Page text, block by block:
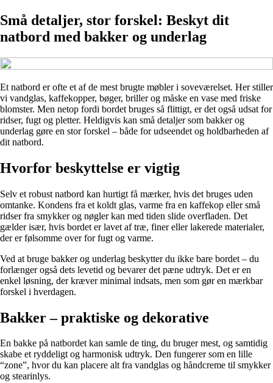
Små detaljer, stor forskel: Beskyt dit
natbord med bakker og underlag
Et natbord er ofte et af de mest brugte møbler i soveværelset. Her stiller
vi vandglas, kaffekopper, bøger, briller og måske en vase med friske
blomster. Men netop fordi bordet bruges så flittigt, er det også udsat for
ridser, fugt og pletter. Heldigvis kan små detaljer som bakker og
underlag gøre en stor forskel – både for udseendet og holdbarheden af
dit natbord.
Hvorfor beskyttelse er vigtig
Selv et robust natbord kan hurtigt få mærker, hvis det bruges uden
omtanke. Kondens fra et koldt glas, varme fra en kaffekop eller små
ridser fra smykker og nøgler kan med tiden slide overfladen. Det
gælder især, hvis bordet er lavet af træ, finer eller lakerede materialer,
der er følsomme over for fugt og varme.
Ved at bruge bakker og underlag beskytter du ikke bare bordet – du
forlænger også dets levetid og bevarer det pæne udtryk. Det er en
enkel løsning, der kræver minimal indsats, men som gør en mærkbar
forskel i hverdagen.
Bakker – praktiske og dekorative
En bakke på natbordet kan samle de ting, du bruger mest, og samtidig
skabe et ryddeligt og harmonisk udtryk. Den fungerer som en lille
“zone”, hvor du kan placere alt fra vandglas og håndcreme til smykker
og stearinlys.